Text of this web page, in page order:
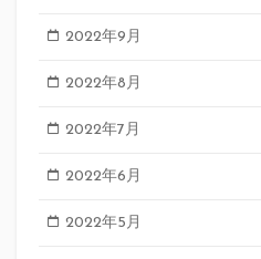
2022年9月
2022年8月
2022年7月
2022年6月
2022年5月